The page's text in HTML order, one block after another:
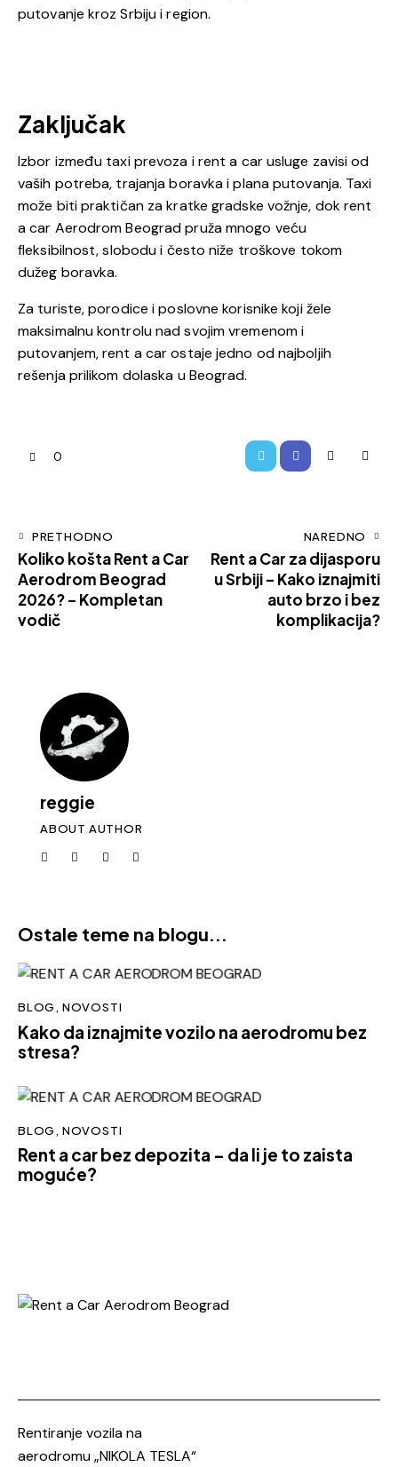
putovanje kroz Srbiju i region.
Zaključak
Izbor između taxi prevoza i rent a car usluge zavisi od
vaših potreba, trajanja boravka i plana putovanja. Taxi
može biti praktičan za kratke gradske vožnje, dok rent
a car Aerodrom Beograd pruža mnogo veću
fleksibilnost, slobodu i često niže troškove tokom
dužeg boravka.
Za turiste, porodice i poslovne korisnike koji žele
maksimalnu kontrolu nad svojim vremenom i
putovanjem, rent a car ostaje jedno od najboljih
rešenja prilikom dolaska u Beograd.
0
PRETHODNO
Koliko košta Rent a Car
Aerodrom Beograd
2026? – Kompletan
vodič
NAREDNO
Rent a Car za dijasporu
u Srbiji – Kako iznajmiti
auto brzo i bez
komplikacija?
reggie
ABOUT AUTHOR
Ostale teme na blogu...
BLOG, NOVOSTI
Kako da iznajmite vozilo na aerodromu bez
stresa?
BLOG , NOVOSTI
Rent a car bez depozita – da li je to zaista
moguće?
Rentiranje vozila na
aerodromu „NIKOLA TESLA“